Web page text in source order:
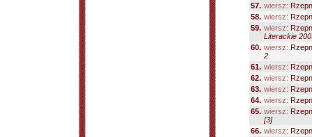
57. wiersz:
58. wiersz:
59. wiersz:
Literackie
60. wiersz:
2
61. wiersz:
62. wiersz:
63. wiersz:
64. wiersz:
65. wiersz:
[3]
66. wiersz: